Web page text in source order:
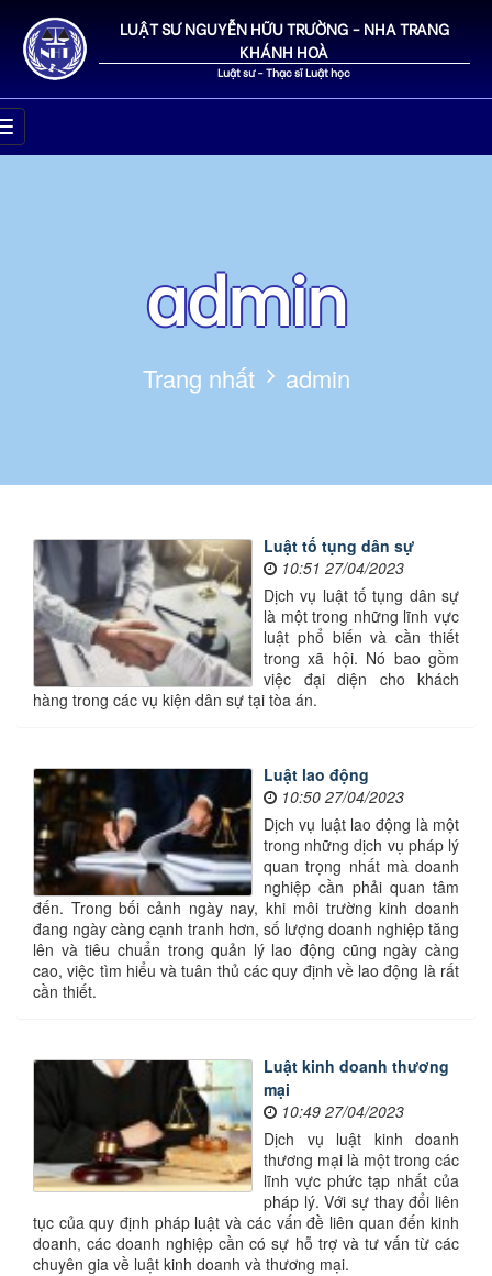
LUẬT SƯ NGUYỄN HỮU TRƯỜNG - NHA TRANG
KHÁNH HOÀ
Luật sư - Thạc sĩ Luật học
admin
Trang nhất admin
Luật tố tụng dân sự
10:51 27/04/2023
Dịch vụ luật tố tụng dân sự
là một trong những lĩnh vực
luật phổ biến và cần thiết
trong xã hội. Nó bao gồm
việc đại diện cho khách
hàng trong các vụ kiện dân sự tại tòa án.
Luật lao động
10:50 27/04/2023
Dịch vụ luật lao động là một
trong những dịch vụ pháp lý
quan trọng nhất mà doanh
nghiệp cần phải quan tâm
đến. Trong bối cảnh ngày nay, khi môi trường kinh doanh
đang ngày càng cạnh tranh hơn, số lượng doanh nghiệp tăng
lên và tiêu chuẩn trong quản lý lao động cũng ngày càng
cao, việc tìm hiểu và tuân thủ các quy định về lao động là rất
cần thiết.
Luật kinh doanh thương
mại
10:49 27/04/2023
Dịch vụ luật kinh doanh
thương mại là một trong các
lĩnh vực phức tạp nhất của
pháp lý. Với sự thay đổi liên
tục của quy định pháp luật và các vấn đề liên quan đến kinh
doanh, các doanh nghiệp cần có sự hỗ trợ và tư vấn từ các
chuyên gia về luật kinh doanh và thương mại.